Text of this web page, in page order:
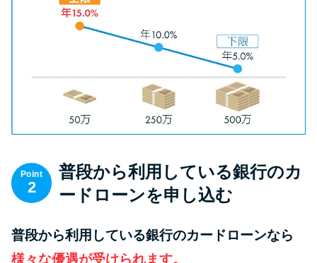
を分析
みずほ銀行カードローンの問い
合わせ先とシーン別の問い合わ
Point
2
普段から利用している銀行のカ
ードローンを申し込む
普段から利用している銀行のカードローンなら
様々な優遇が受けられます。